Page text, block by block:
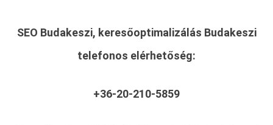
SEO Budakeszi, keresőoptimalizálás Budakeszi
telefonos elérhetőség:
+36-20-210-5859